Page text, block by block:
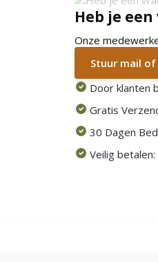
Heb je
Onze
Stuur mail
Door klanten
Gratis
30 Dagen
Veilig